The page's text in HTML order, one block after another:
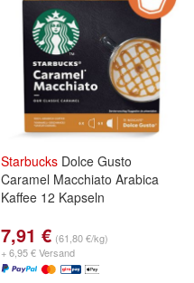
Starbucks Dolce Gusto
Caramel Macchiato Arabica
Kaffee 12 Kapseln
7,91 € (61,80 €/kg)
+ 6,95 € Versand